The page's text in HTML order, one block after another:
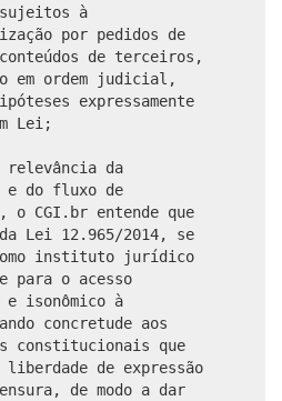
sujeitos à
por pedidos de
conteúdos de terceiros,
em ordem judicial,
expressamente
Lei;
relevância da
e do fluxo de
o CGI.br entende que
Lei 12.965/2014, se
instituto jurídico
para o acesso
e isonômico à
concretude aos
constitucionais que
liberdade de expressão
de modo a dar